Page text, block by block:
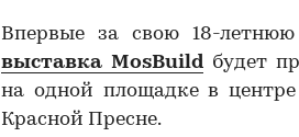
Впервые за свою 18-
выставка MosBuild будет
на одной площадке в
Красной Пресне.